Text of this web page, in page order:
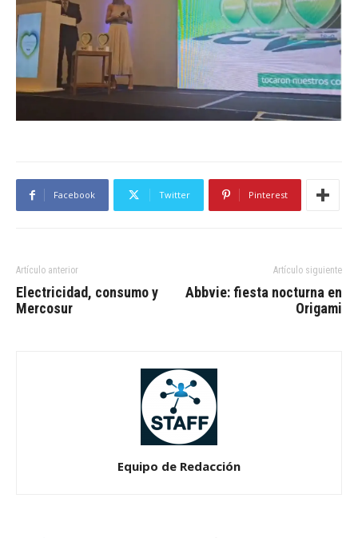
Facebook Twitter Pinterest
Artículo anterior
Electricidad, consumo y
Mercosur
Artículo siguiente
Abbvie: fiesta nocturna en
Origami
Equipo de Redacción